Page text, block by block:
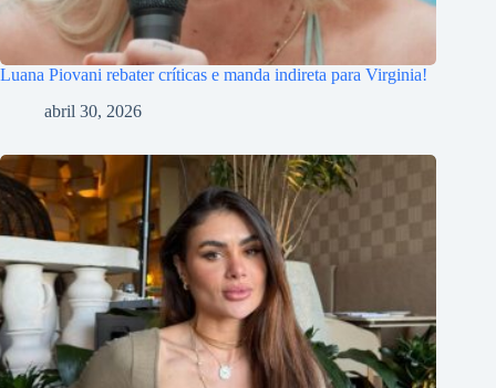
Luana Piovani rebater críticas e manda indireta para Virginia!
abril 30, 2026